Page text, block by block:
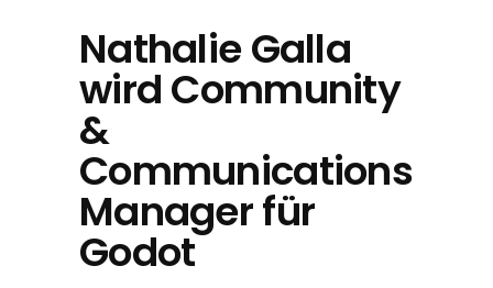
Nathalie Galla
wird Community
&
Communications
Manager für
Godot